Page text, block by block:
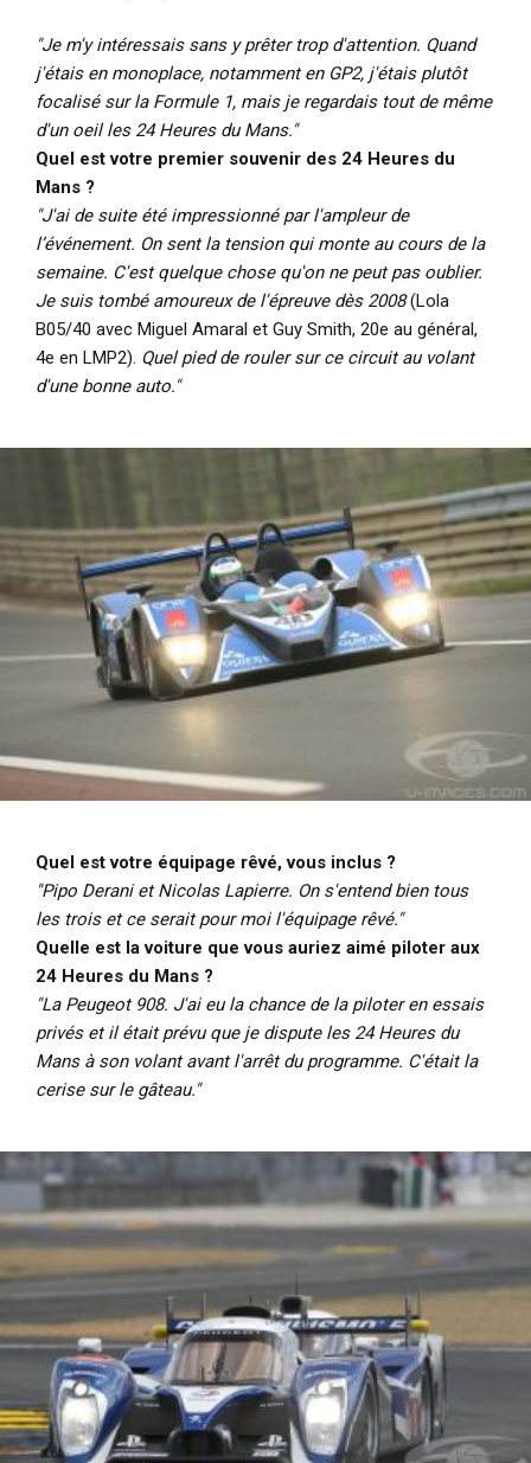
"Je m'y intéressais sans y prêter trop d'attention. Quand
j'étais en monoplace, notamment en GP2, j'étais plutôt
focalisé sur la Formule 1, mais je regardais tout de même
d'un oeil les 24 Heures du Mans."
Quel est votre premier souvenir des 24 Heures du
Mans ?
"J'ai de suite été impressionné par l'ampleur de
l’événement. On sent la tension qui monte au cours de la
semaine. C'est quelque chose qu'on ne peut pas oublier.
Je suis tombé amoureux de l'épreuve dès 2008(Lola
B05/40 avec Miguel Amaral et Guy Smith, 20e au général,
4e en LMP2). Quel pied de rouler sur ce circuit au volant
d'une bonne auto."
Quel est votre équipage rêvé, vous inclus ?
"Pipo Derani et Nicolas Lapierre. On s'entend bien tous
les trois et ce serait pour moi l'équipage rêvé."
Quelle est la voiture que vous auriez aimé piloter aux
24 Heures du Mans ?
"La Peugeot 908. J'ai eu la chance de la piloter en essais
privés et il était prévu que je dispute les 24 Heures du
Mans à son volant avant l'arrêt du programme. C'était la
cerise sur le gâteau."